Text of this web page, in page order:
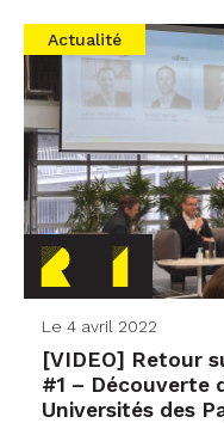
Actualité
Le 4 avril 2022
[VIDEO] Retour
#1 – Découverte
Universités des